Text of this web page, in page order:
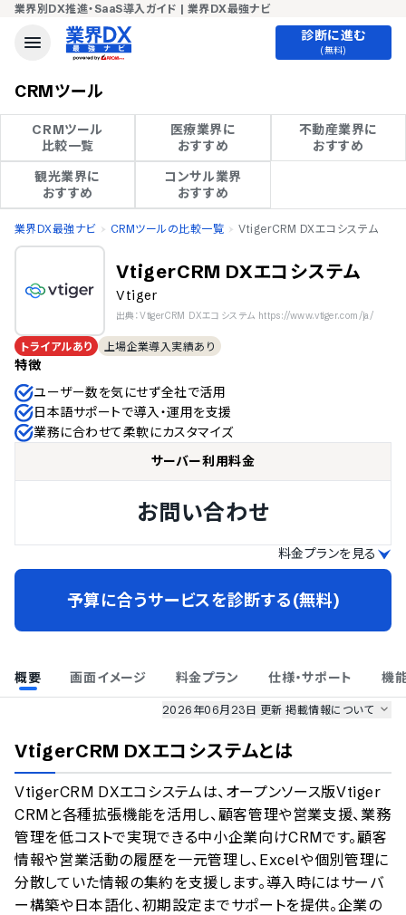
業界別DX推進・SaaS導入ガイド | 業界DX最強ナビ
診断に進む
(無料)
CRMツール
CRMツール
比較一覧
医療業界に
おすすめ
不動産業界に
おすすめ
観光業界に
おすすめ
コンサル業界
おすすめ
業界DX最強ナビ CRMツールの比較一覧 VtigerCRM DXエコシステム
VtigerCRM DXエコシステム
Vtiger
出典：VtigerCRM DXエコシステム https://www.vtiger.com/ja/
トライアルあり 上場企業導入実績あり
特徴
ユーザー数を気にせず全社で活用
日本語サポートで導入・運用を支援
業務に合わせて柔軟にカスタマイズ
サーバー利用料金
お問い合わせ
料金プランを見る
予算に合うサービスを診断する(無料)
概要 画面イメージ 料金プラン 仕様・サポート 機
2026年06月23日 更新掲載情報について
のサービス情報は、一部PRONIアイミツSaaS
のサービスデータを参照しています。
情報更新者：業界DX最強ナビ 編集部 情報取得元 掲載修正依頼
VtigerCRM DXエコシステムとは
VtigerCRM DXエコシステムは、オープンソース版Vtiger
CRMと各種拡張機能を活用し、顧客管理や営業支援、業務
管理を低コストで実現できる中小企業向けCRMです。顧客
情報や営業活動の履歴を一元管理し、Excelや個別管理に
分散していた情報の集約を支援します。導入時にはサーバ
ー構築や日本語化、初期設定までサポートを提供。企業の